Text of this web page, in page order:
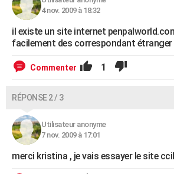
S'inscrire
Se connecter
Lycées
Collèges
Primaires
Universités
Entreprises
Service militaire
Avis de recherche
AVIS DE DÉCÈS
FORUM
Bricolage
Lifestyle
Culture
Sport
Auto
Television
Voyage
Cinema
4 nov. 2009 à 18:32
il existe un site internet
facilement des correspondant étranger
Commenter 1
RÉPONSE 2 / 3
Utilisateur anonyme
7 nov. 2009 à 17:01
merci kristina , je vais essayer le site ccil